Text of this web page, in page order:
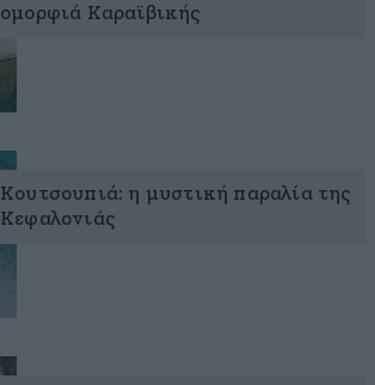
ομορφιά Καραϊβικής
Κουτσουπιά: η μυστική παραλία της
Κεφαλονιάς